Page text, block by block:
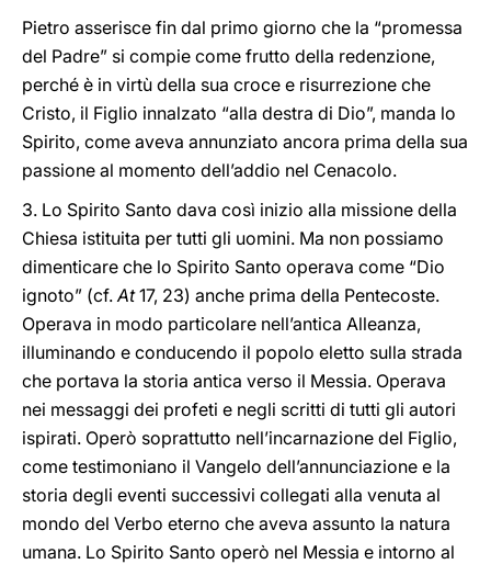
Pietro asserisce fin dal primo giorno che la “promessa
del Padre” si compie come frutto della redenzione,
perché è in virtù della sua croce e risurrezione che
Cristo, il Figlio innalzato “alla destra di Dio”, manda lo
Spirito, come aveva annunziato ancora prima della sua
passione al momento dell’addio nel Cenacolo.
3. Lo Spirito Santo dava così inizio alla missione della
Chiesa istituita per tutti gli uomini. Ma non possiamo
dimenticare che lo Spirito Santo operava come “Dio
ignoto” (cf.At17, 23) anche prima della Pentecoste.
Operava in modo particolare nell’antica Alleanza,
illuminando e conducendo il popolo eletto sulla strada
che portava la storia antica verso il Messia. Operava
nei messaggi dei profeti e negli scritti di tutti gli autori
ispirati. Operò soprattutto nell’incarnazione del Figlio,
come testimoniano il Vangelo dell’annunciazione e la
storia degli eventi successivi collegati alla venuta al
mondo del Verbo eterno che aveva assunto la natura
umana. Lo Spirito Santo operò nel Messia e intorno al